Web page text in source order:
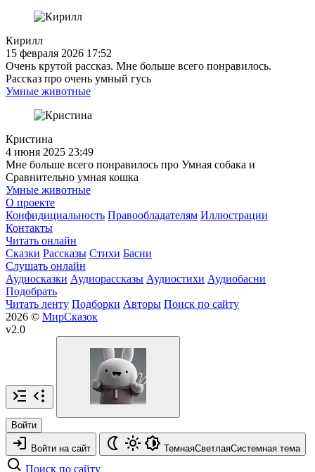
Кирилл
15 февраля 2026 17:52
Очень крутой рассказ. Мне больше всего понравилось.
Рассказ про очень умный гусь
Умные животные
Кристина
4 июня 2025 23:49
Мне больше всего понравилось про Умная собака и
Сравнительно умная кошка
Умные животные
О проекте
Конфидициальность Правообладателям Иллюстрации
Контакты
Читать онлайн
Сказки Рассказы Стихи Басни
Слушать онлайн
Аудиосказки Аудиорассказы Аудиостихи Аудиобасни
Подобрать
Читать ленту Подборки Авторы Поиск по сайту
2026 © МирСказок
v2.0
Войти
Войти на сайт ТемнаяСветлаяСистемная тема
Поиск по сайту